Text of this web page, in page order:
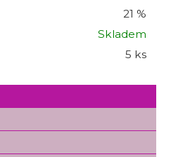
21 %
Skladem
5 ks